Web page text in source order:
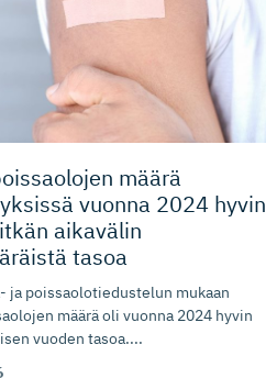
määrä
vuonna 2024 hyvin
aikavälin
tasoa
ja poissaolotiedustelun mukaan
määrä oli vuonna 2024 hyvin
vuoden tasoa....